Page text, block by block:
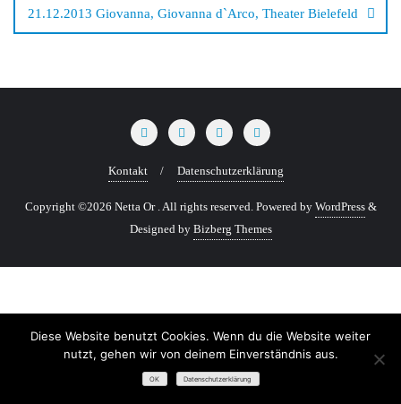
21.12.2013 Giovanna, Giovanna d`Arco, Theater Bielefeld
Kontakt Datenschutzerklärung
Copyright ©2026 Netta Or . All rights reserved. Powered by WordPress &
Designed by Bizberg Themes
Diese Website benutzt Cookies. Wenn du die Website weiter
nutzt, gehen wir von deinem Einverständnis aus.
OK Datenschutzerklärung